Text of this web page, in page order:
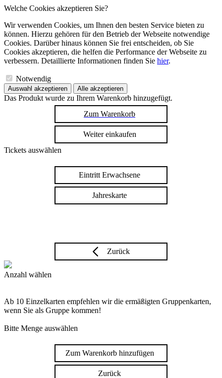
Welche Cookies akzeptieren Sie?
Wir verwenden Cookies, um Ihnen den besten Service bieten zu
können. Hierzu gehören für den Betrieb der Webseite notwendige
Cookies. Darüber hinaus können Sie frei entscheiden, ob Sie
Cookies akzeptieren, die helfen die Performance der Webseite zu
verbessern. Detaillierte Informationen finden Sie hier.
Notwendig
Auswahl akzeptieren Alle akzeptieren
Das Produkt wurde zu Ihrem Warenkorb hinzugefügt.
Zum Warenkorb
Weiter einkaufen
Tickets auswählen
Eintritt Erwachsene
Jahreskarte
Zurück
Anzahl wählen
Ab 10 Einzelkarten empfehlen wir die ermäßigten Gruppenkarten,
wenn Sie als Gruppe kommen!
Bitte Menge auswählen
Zum Warenkorb hinzufügen
Zurück